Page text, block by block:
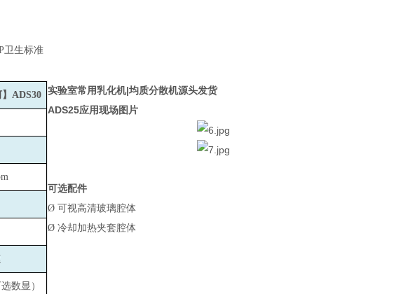
卫生标准
】ADS30
数显）
实验室常用乳化机|均质分散机源头发货
ADS25应用现场图片
可选配件
Ø 可视高清玻璃腔体
Ø 冷却加热夹套腔体